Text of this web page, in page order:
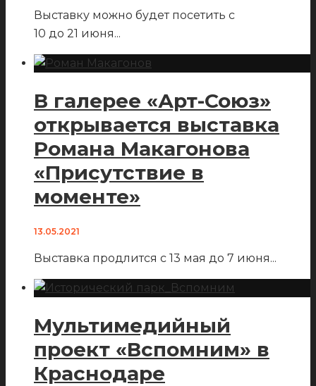
Выставку можно будет посетить с
10 до 21 июня...
В галерее «Арт-Союз»
открывается выставка
Романа Макагонова
«Присутствие в
моменте»
13.05.2021
Выставка продлится с 13 мая до 7 июня...
Мультимедийный
проект «Вспомним» в
Краснодаре